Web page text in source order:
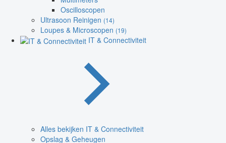
Oscilloscopen
Ultrasoon Reinigen (14)
Loupes & Microscopen (19)
IT & Connectiviteit
Alles bekijken IT & Connectiviteit
Opslag & Geheugen